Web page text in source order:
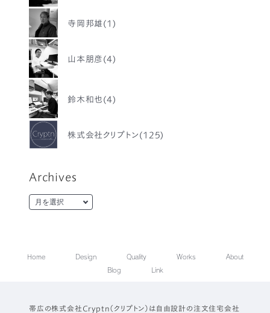
寺岡邦雄(1)
山本朋彦(4)
鈴木和也(4)
株式会社クリプトン(125)
Archives
Home Design Quality Works
About
Blog
Link
帯広の株式会社Cryptn（クリプトン）は自由設計の注文住宅会社